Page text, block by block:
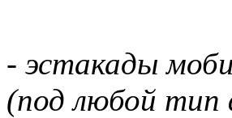
- эстакады
(под любой тип